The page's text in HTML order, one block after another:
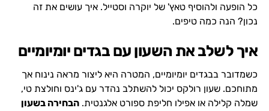
כל הופעה ולהוסיף טאץ' של יוקרה וסטייל. איך עושים את זה
נכון? הנה כמה טיפים.
איך לשלב את השעון עם בגדים יומיומיים
כשמדובר בבגדים יומיומיים, המטרה היא ליצור מראה נינוח אך
מתוחכם. שעון רולקס יכול להשתלב נהדר עם ג'ינס וחולצת טי,
שמלה קלילה או אפילו חליפת ספורט אלגנטית. הבחירה בשעון